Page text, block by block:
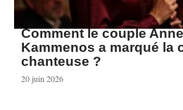
Comment le couple
Kammenos a marqué la
chanteuse ?
20 juin 2026